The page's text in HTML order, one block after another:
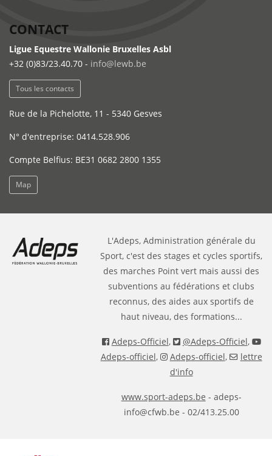
CONTACT
Ligue Equestre Wallonie Bruxelles Asbl
+32 (0)83/23.40.70 - info@lewb.be
Tous les contacts
Rue de la Pichelotte, 11 - 5340 Gesves
N° d'entreprise: 0414.528.906
Compte Belfius: BE31 0682 2800 1355
Map
L'Adeps, Administration générale du
Sport, c'est des stages et cycles sportifs,
des marches Point vert mais aussi des
subventions au fédérations et clubs
reconnus, des aides aux sportifs de
haut niveau, des formations...
Adeps-Officiel, @Adeps-Officiel,
Adeps-officiel, Adeps-officiel,
lettre
d'info
www.sport-adeps.be - adeps-
info@cfwb.be - 02/413.25.00